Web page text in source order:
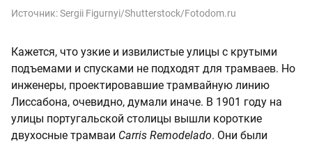
Источник:Sergii Figurnyi/Shutterstock/Fotodom.ru
Кажется, что узкие и извилистые улицы с крутыми
подъемами и спусками не подходят для трамваев. Но
инженеры, проектировавшие трамвайную линию
Лиссабона, очевидно, думали иначе. В 1901 году на
улицы португальской столицы вышли короткие
двухосные трамваи Carris Remodelado. Они были